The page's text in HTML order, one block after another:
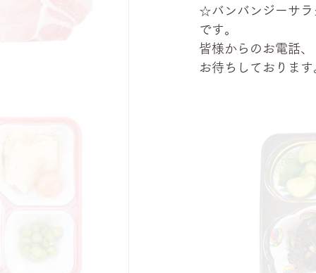
☆バンバンジーサラ
です。
皆様からのお電話、
お待ちしております